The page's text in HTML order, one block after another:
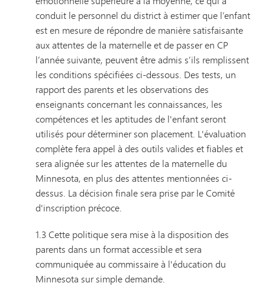
conduit le personnel du district à estimer que l’enfant
est en mesure de répondre de manière satisfaisante
aux attentes de la maternelle et de passer en CP
l’année suivante, peuvent être admis s’ils remplissent
les conditions spécifiées ci-dessous. Des tests, un
rapport des parents et les observations des
enseignants concernant les connaissances, les
compétences et les aptitudes de l'enfant seront
utilisés pour déterminer son placement. L'évaluation
complète fera appel à des outils valides et fiables et
sera alignée sur les attentes de la maternelle du
Minnesota, en plus des attentes mentionnées ci-
dessus. La décision finale sera prise par le Comité
d'inscription précoce.
1.3 Cette politique sera mise à la disposition des
parents dans un format accessible et sera
communiquée au commissaire à l'éducation du
Minnesota sur simple demande.